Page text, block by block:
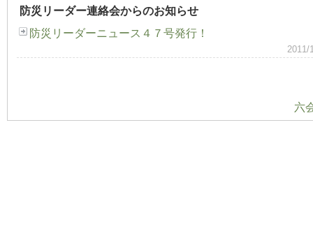
防災リーダー連絡会からのお知らせ
防災リーダーニュース４７号発行！
2011/
六